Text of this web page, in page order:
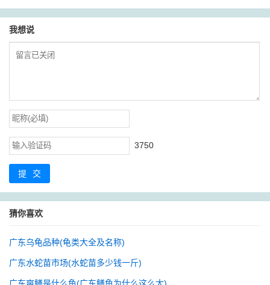
我想说
3750
提交
猜你喜欢
广东乌龟品种(龟类大全及名称)
广东水蛇苗市场(水蛇苗多少钱一斤)